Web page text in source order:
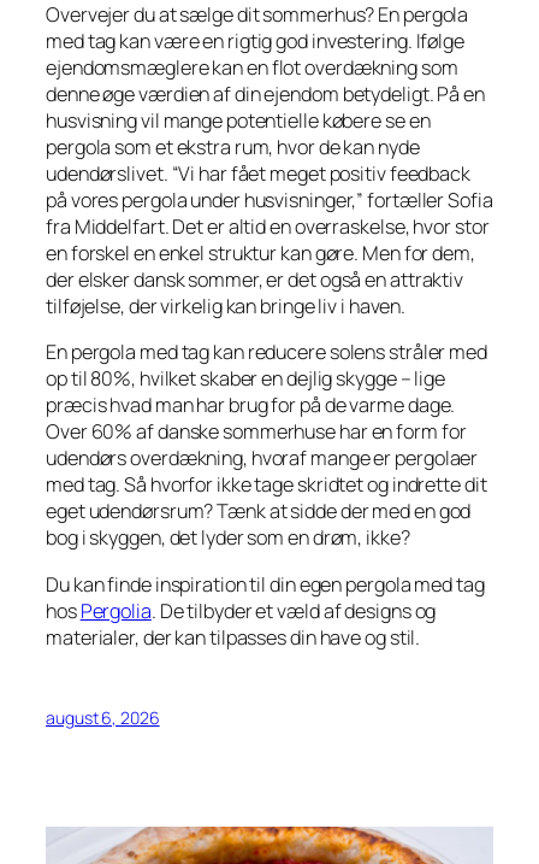
Overvejer du at sælge dit sommerhus? En pergola
med tag kan være en rigtig god investering. Ifølge
ejendomsmæglere kan en flot overdækning som
denne øge værdien af din ejendom betydeligt. På en
husvisning vil mange potentielle købere se en
pergola som et ekstra rum, hvor de kan nyde
udendørslivet. “Vi har fået meget positiv feedback
på vores pergola under husvisninger,” fortæller Sofia
fra Middelfart. Det er altid en overraskelse, hvor stor
en forskel en enkel struktur kan gøre. Men for dem,
der elsker dansk sommer, er det også en attraktiv
tilføjelse, der virkelig kan bringe liv i haven.
En pergola med tag kan reducere solens stråler med
op til 80%, hvilket skaber en dejlig skygge – lige
præcis hvad man har brug for på de varme dage.
Over 60% af danske sommerhuse har en form for
udendørs overdækning, hvoraf mange er pergolaer
med tag. Så hvorfor ikke tage skridtet og indrette dit
eget udendørsrum? Tænk at sidde der med en god
bog i skyggen, det lyder som en drøm, ikke?
Du kan finde inspiration til din egen pergola med tag
hosPergolia. De tilbyder et væld af designs og
materialer, der kan tilpasses din have og stil.
august 6, 2026